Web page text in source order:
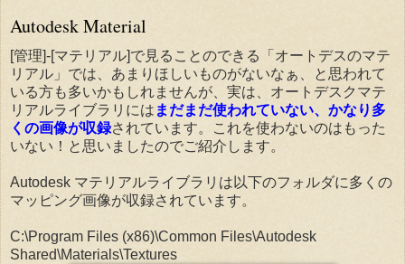
Autodesk Material
[管理]-[マテリアル]で見ることのできる「オートデスのマテ
リアル」では、あまりほしいものがないなぁ、と思われて
いる方も多いかもしれませんが、実は、オートデスクマテ
リアルライブラリには まだまだ使われていない、かなり多
くの画像が収録されています。これを使わないのはもった
いない！と思いましたのでご紹介します。
Autodesk マテリアルライブラリは以下のフォルダに多くの
マッピング画像が収録されています。
C:\Program Files (x86)\Common Files\Autodesk
Shared\Materials\Textures